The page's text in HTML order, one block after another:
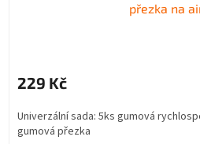
přezka na
229 Kč
Univerzální sada: 5ks gumová
gumová přezka